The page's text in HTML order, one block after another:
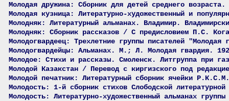
Молодая дружина: Сборник для детей среднего
Молодая кузница: Литературно-художественный и
Молодняк: Литературный альманах. Владимир.
Молодняк: Сборник рассказов / С предисловием П.С.
Молодогвардеец: Трехлетние группы писателей
Молодогвардейцы: Альманах. М.; Л. Молодая гвардия.
Молодое: Стихи и рассказы. Смоленск. Литгруппа при
Молодой Казакстан / Перевод с киргизского под
Молодой печатник: Литературный сборник ячейки
Молодость: 1-й сборник стихов Слободской
Молодость: Литературно-художественный альманах